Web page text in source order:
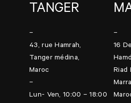
TANGER
–
43, rue Hamrah,
Tanger médina,
Maroc
–
Lun- Ven, 10:00 – 18:00
–
16
Riad